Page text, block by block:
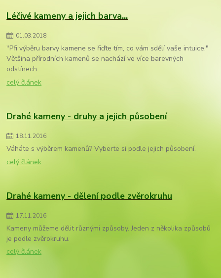
Léčivé kameny a jejich barva...
01.03.2018
"Při výběru barvy kamene se řiďte tím, co vám sdělí vaše intuice."
Většina přírodních kamenů se nachází ve více barevných
odstínech...
celý článek
Drahé kameny - druhy a jejich působení
18.11.2016
Váháte s výběrem kamenů? Vyberte si podle jejich působení.
celý článek
Drahé kameny - dělení podle zvěrokruhu
17.11.2016
Kameny můžeme dělit různými způsoby. Jeden z několika způsobů
je podle zvěrokruhu.
celý článek